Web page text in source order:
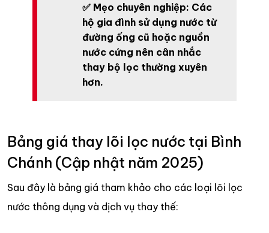
✅ Mẹo chuyên nghiệp: Các
hộ gia đình sử dụng nước từ
đường ống cũ hoặc nguồn
nước cứng nên cân nhắc
thay bộ lọc thường xuyên
hơn.
Bảng giá thay lõi lọc nước tại Bình
Chánh (Cập nhật năm 2025)
Sau đây là bảng giá tham khảo cho các loại lõi lọc
nước thông dụng và dịch vụ thay thế: